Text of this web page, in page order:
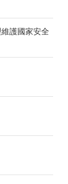
護國家安全